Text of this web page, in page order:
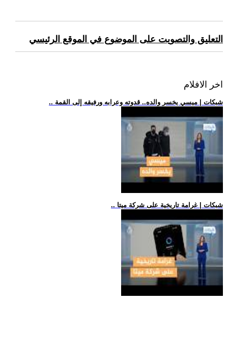
التعليق والتصويت على الموضوع في الموقع الرئيسي
اخر الافلام
.. شبكات | ميسي يخسر والده.. قدوته وعرابه ورفيقه إلى القمة
.. شبكات | غرامة تاريخية على شركة ميتا